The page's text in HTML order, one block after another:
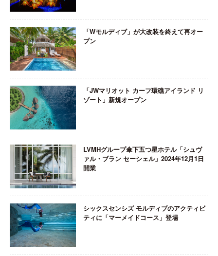
「Wモルディブ」が大改装を終えて再オー
プン
「JWマリオット カーフ環礁アイランド リ
ゾート」新規オープン
LVMHグループ傘下五つ星ホテル「シュヴ
ァル・ブラン セーシェル」2024年12月1日
開業
シックスセンシズ モルディブのアクティビ
ティに「マーメイドコース」登場